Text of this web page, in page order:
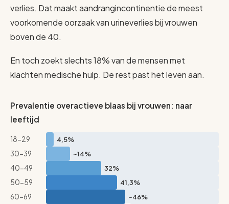
verlies. Dat maakt aandrangincontinentie de meest
voorkomende oorzaak van urineverlies bij vrouwen
boven de 40.
En toch zoekt slechts 18% van de mensen met
klachten medische hulp. De rest past het leven aan.
Prevalentie overactieve blaas bij vrouwen: naar
leeftijd
18-29 4,5%
30-39 ~14%
40-49 32%
50-59 41,3%
60-69 ~46%